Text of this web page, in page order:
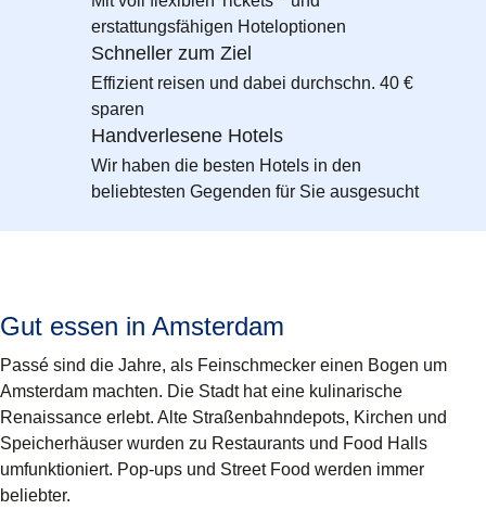
erstattungsfähigen Hoteloptionen
Schneller zum Ziel
Effizient reisen und dabei durchschn. 40 €
sparen
Handverlesene Hotels
Wir haben die besten Hotels in den
beliebtesten Gegenden für Sie ausgesucht
Gut essen in Amsterdam
Passé sind die Jahre, als Feinschmecker einen Bogen um
Amsterdam machten. Die Stadt hat eine kulinarische
Renaissance erlebt. Alte Straßenbahndepots, Kirchen und
Speicherhäuser wurden zu Restaurants und Food Halls
umfunktioniert. Pop-ups und Street Food werden immer
beliebter.